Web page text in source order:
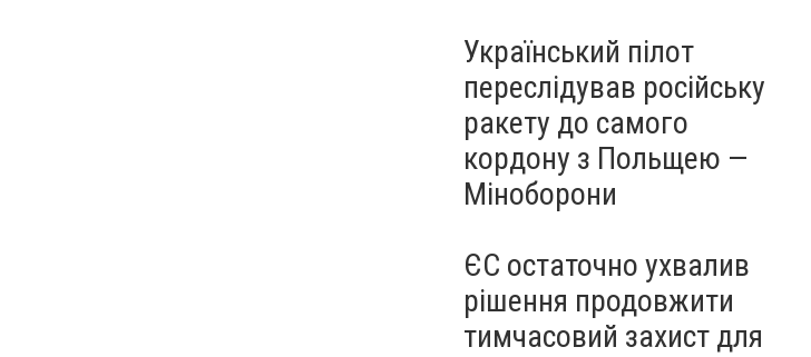
Український пілот
переслідував російську
ракету до самого
кордону з Польщею —
Міноборони
ЄС остаточно ухвалив
рішення продовжити
тимчасовий захист для